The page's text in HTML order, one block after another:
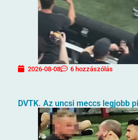
2026-08-08 6 hozzászólás
DVTK. Az uncsi meccs legjobb